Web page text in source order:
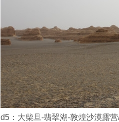
d5：大柴旦-翡翠湖-敦煌沙漠露